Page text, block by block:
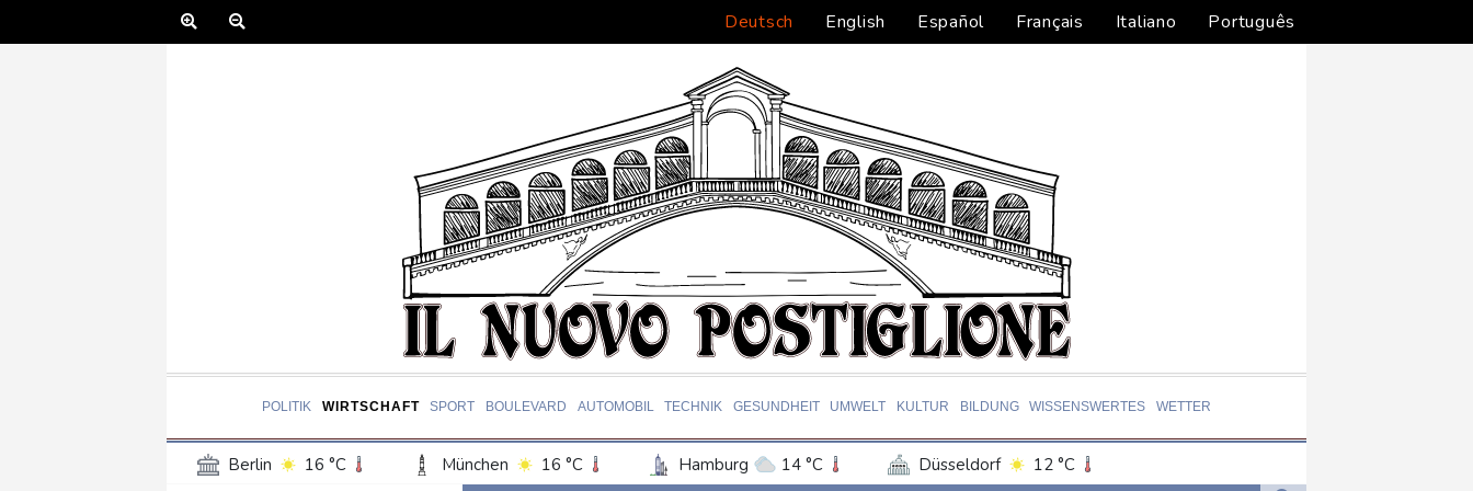
Deutsch English Español Français Italiano Português
POLITIK WIRTSCHAFT SPORT BOULEVARD AUTOMOBIL TECHNIK GESUNDHEIT UMWELT KULTUR BILDUNG WISSENSWERTES WETTER
Berlin 16 °C München 16 °C Hamburg 14 °C Düsseldorf
12 °C